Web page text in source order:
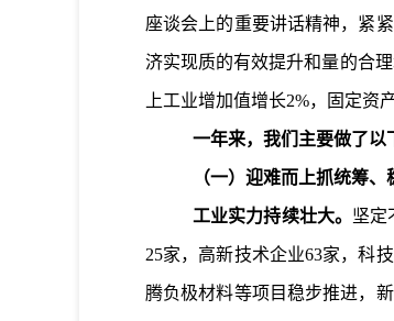
座谈会上的重要讲话精神，紧
济实现质的有效提升和量的合
上工业增加值增长2%，固定资
一年来，我们主要做了以
（一）迎难而上抓统筹
工业实力持续壮大。 坚定
25家，高新技术企业63家，科
腾负极材料等项目稳步推进，